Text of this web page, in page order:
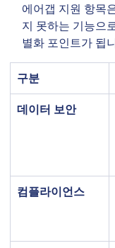
에어갭 지원 항목
지 못하는 기능으
별화 포인트가 됩
구분
데이터 보안
컴플라이언스